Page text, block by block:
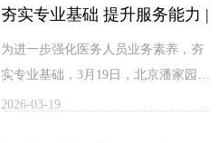
会。医院党支部书记孙艳云、全体党
员干部、预备党员及入党积极分子参
加会议，大家结合自身工作实际，深
入开展批评与自我批评。
夯实专业基础 提升服务能力 |
北京潘家园中西医结合医院
为进一步强化医务人员业务素养，夯
实专业基础，3月19日，北京潘家园中
西医结合医院在二楼会议室成功开展
2026-03-19